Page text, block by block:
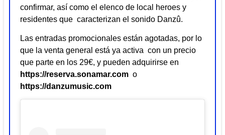
confirmar, así como el elenco de local heroes y
residentes que caracterizan el sonido Danzû.
Las entradas promocionales están agotadas, por lo
que la venta general está ya activa con un precio
que parte en los 29€, y pueden adquirirse en
https://reserva.sonamar.com o
https://danzumusic.com